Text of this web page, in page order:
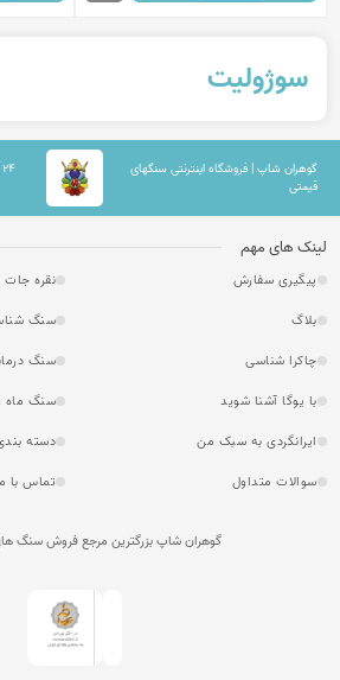
سوژولیت
گوهران شاپ | فروشگاه اینترنتی سنگهای
قیمتی
لینک های مهم
پیگیری سفارش
نقره جات
بلاگ
سنگ
چاکرا شناسی
سنگ
با یوگا آشنا شوید
سنگ ماه
ایرانگردی به سبک من
دسته
سوالات متداول
تماس با
گوهران شاپ بزرگترین مرجع فروش سنگ